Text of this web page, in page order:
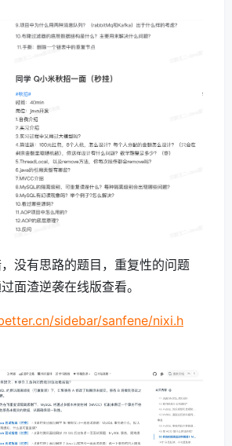
没有思路的题目，重复性的问题
面渣逆袭在线版查看。
sidebar/sanfene/nixi.h